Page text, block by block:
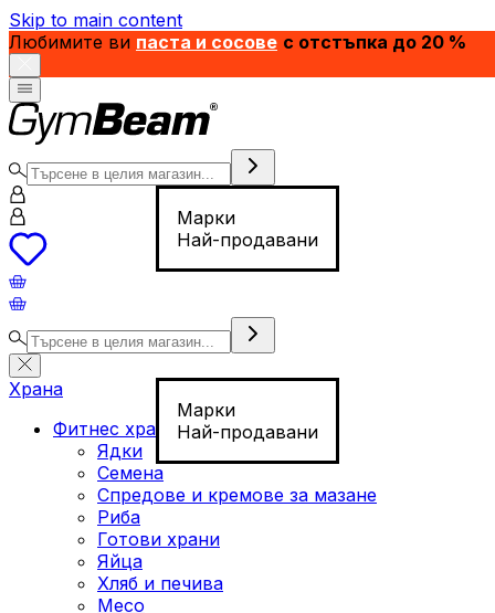
Skip to main content
Любимите ви паста и сосове с отстъпка до 20 %
Марки
Най-продавани
Марки
Най-продавани
Храна
Фитнес храна
Ядки
Семена
Спредове и кремове за мазане
Риба
Готови храни
Яйца
Хляб и печива
Месо